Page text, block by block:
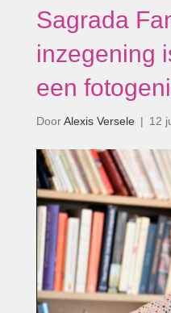
Sagrada
inzegening
een
DoorAlexis Versele | 12